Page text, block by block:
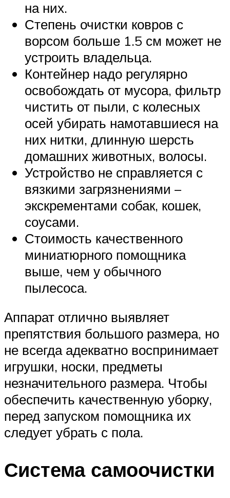
на них.
Степень очистки ковров с
ворсом больше 1.5 см может не
устроить владельца.
Контейнер надо регулярно
освобождать от мусора, фильтр
чистить от пыли, с колесных
осей убирать намотавшиеся на
них нитки, длинную шерсть
домашних животных, волосы.
Устройство не справляется с
вязкими загрязнениями –
экскрементами собак, кошек,
соусами.
Стоимость качественного
миниатюрного помощника
выше, чем у обычного
пылесоса.
Аппарат отлично выявляет
препятствия большого размера, но
не всегда адекватно воспринимает
игрушки, носки, предметы
незначительного размера. Чтобы
обеспечить качественную уборку,
перед запуском помощника их
следует убрать с пола.
Система самоочистки